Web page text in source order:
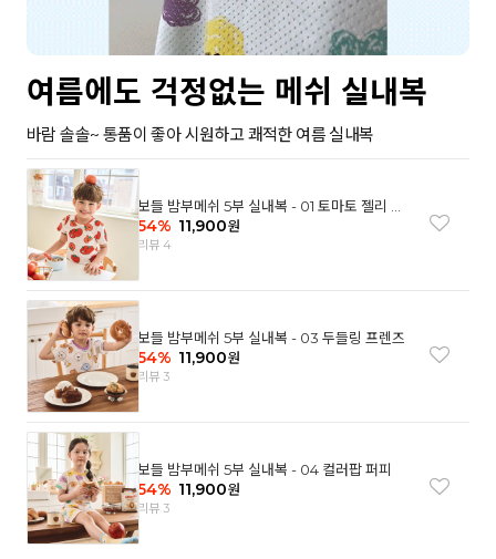
여름에도 걱정없는 메쉬 실내복
바람 솔솔~ 통품이 좋아 시원하고 쾌적한 여름 실내복
보들 밤부메쉬 5부 실내복 - 01 토마토 젤리 베
어
54% 11,900원
리뷰 4
보들 밤부메쉬 5부 실내복 - 03 두들링 프렌즈
54% 11,900원
리뷰 3
보들 밤부메쉬 5부 실내복 - 04 컬러팝 퍼피
54% 11,900원
리뷰 3